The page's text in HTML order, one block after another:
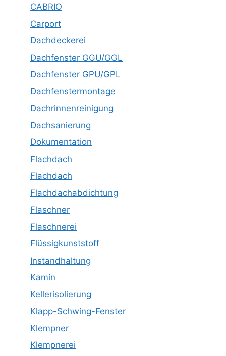
CABRIO
Carport
Dachdeckerei
Dachfenster GGU/GGL
Dachfenster GPU/GPL
Dachfenstermontage
Dachrinnenreinigung
Dachsanierung
Dokumentation
Flachdach
Flachdach
Flachdachabdichtung
Flaschner
Flaschnerei
Flüssigkunststoff
Instandhaltung
Kamin
Kellerisolierung
Klapp-Schwing-Fenster
Klempner
Klempnerei